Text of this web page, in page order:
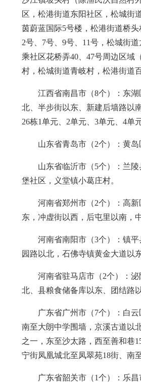
区，松港街道东阳社区，松城街
茵蔚蓝国际5号楼，松港街道桥
2号、7号、9号、11号，松城街
乘社区花桥弄40、47号周边区域
村，松城街道青岐村，松港街道
江西省南昌市（8个）：东
北、半步街以东、新建后墙路以
26栋1单元、2单元、3单元、4
山东省青岛市（2个）：黄
山东省临沂市（5个）：兰
堡社区，义堂镇小葛庄村。
河南省郑州市（2个）：高
东，冲虚街以西，后屯里以南，
河南省南阳市（3个）：镇
园路以北，石佛寺镇黄金大道以
河南省驻马店市（2个）：
北、县粮食储备库以东、团结路
广东省广州市（7个）：白
南至大朗中学围墙，京溪古道以
之一，东至沙太路，西至善和巷
宁街凤凰城北至凤翠苑18街、南
广东省韶关市（1个）：乐